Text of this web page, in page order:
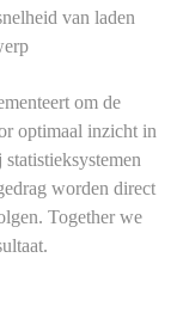
van laden
om de
optimaal inzicht in
worden direct
Together we